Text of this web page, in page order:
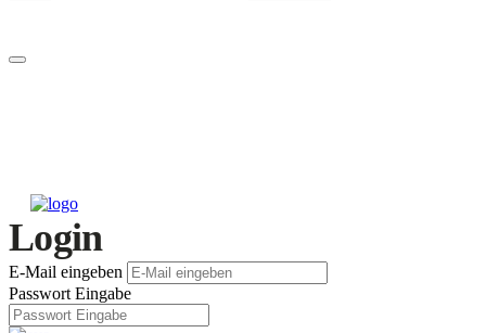
Login
E-Mail eingeben
Passwort Eingabe